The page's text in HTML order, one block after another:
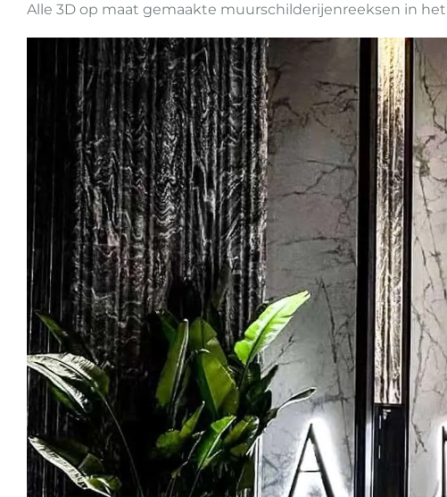
Alle 3D op maat gemaakte muurschilderijenreeksen in